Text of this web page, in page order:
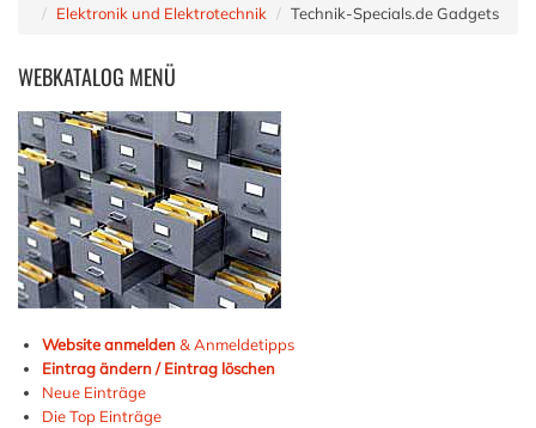
Elektronik und Elektrotechnik
Technik-Specials.de Gadgets
WEBKATALOG MENÜ
Website anmelden& Anmeldetipps
Eintrag ändern / Eintrag löschen
Neue Einträge
Die Top Einträge